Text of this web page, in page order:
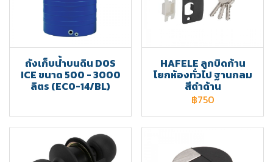
ถังเก็บน้ำบนดิน DOS
ICE ขนาด 500 - 3000
ลิตร (ECO-14/BL)
HAFELE ลูกบิดก้าน
โยกห้องทั่วไป ฐานกลม
สีดำด้าน
฿750